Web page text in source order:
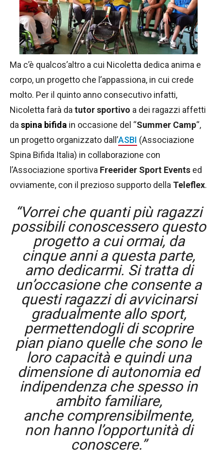
Ma c’è qualcos’altro a cui Nicoletta dedica anima e
corpo, un progetto che l’appassiona, in cui crede
molto. Per il quinto anno consecutivo infatti,
Nicoletta farà datutor sportivo a dei ragazzi affetti
daspina bifida in occasione del “Summer Camp“,
un progetto organizzato dall’ASBI (Associazione
Spina Bifida Italia) in collaborazione con
l’Associazione sportiva Freerider Sport Events ed
ovviamente, con il prezioso supporto della Teleflex.
“Vorrei che quanti più ragazzi
possibili conoscessero questo
progetto a cui ormai, da
cinque anni a questa parte,
amo dedicarmi. Si tratta di
un’occasione che consente a
questi ragazzi di avvicinarsi
gradualmente allo sport,
permettendogli di scoprire
pian piano quelle che sono le
loro capacità e quindi una
dimensione di autonomia ed
indipendenza che spesso in
ambito familiare,
anche comprensibilmente,
non hanno l’opportunità di
conoscere.”